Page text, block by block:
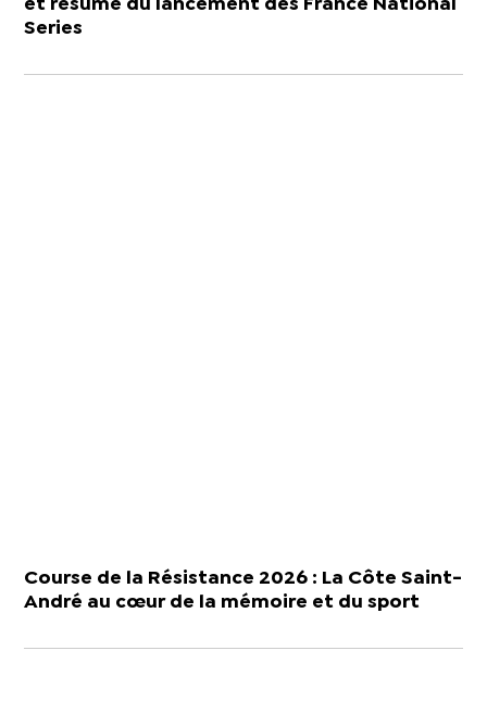
et résumé du lancement des France National
Series
Course de la Résistance 2026 : La Côte Saint-
André au cœur de la mémoire et du sport